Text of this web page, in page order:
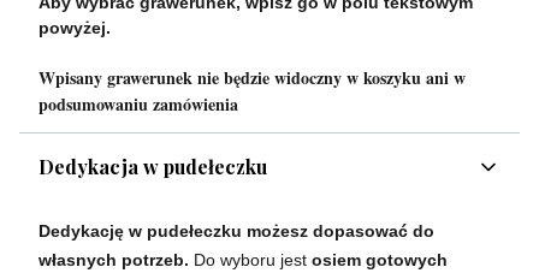
powyżej.
Wpisany grawerunek nie będzie widoczny w koszyku ani w
podsumowaniu zamówienia
Dedykacja w pudełeczku
Dedykację w pudełeczku możesz dopasować do
własnych potrzeb. Do wyboru jest osiem gotowych